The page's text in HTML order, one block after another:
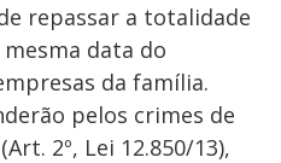
repassar a totalidade
data do
da família.
pelos crimes de
2º, Lei 12.850/13),